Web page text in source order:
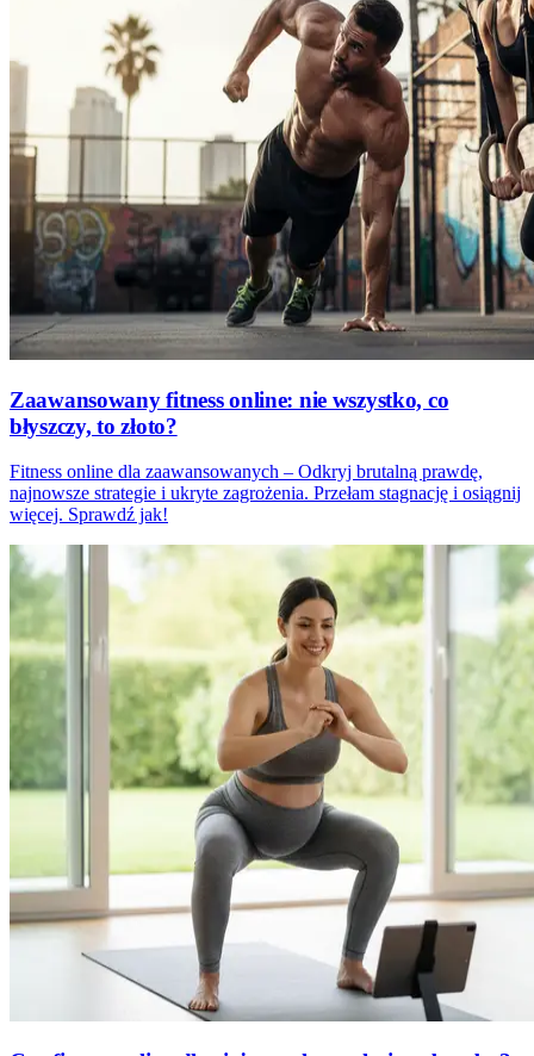
Zaawansowany fitness online: nie wszystko, co
błyszczy, to złoto?
Fitness online dla zaawansowanych – Odkryj brutalną prawdę,
najnowsze strategie i ukryte zagrożenia. Przełam stagnację i osiągnij
więcej. Sprawdź jak!